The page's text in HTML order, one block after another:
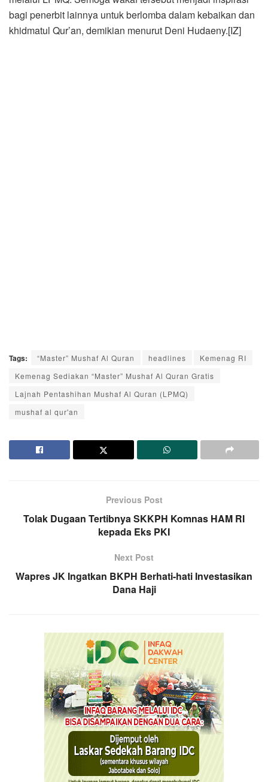
bagi penerbit lainnya untuk berlomba dalam kebaikan dan
khidmatul Qur’an, demikian menurut Deni Hudaeny.[IZ]
Tags: “Master” Mushaf Al Quran headlines
Kemenag RI
Kemenag Sediakan “Master” Mushaf Al Quran Gratis
Lajnah Pentashihan Mushaf Al Quran (LPMQ)
mushaf al qur'an
Previous Post
Tolak Dugaan Tertibnya SKKPH Komnas HAM RI
kepada Eks PKI
Next Post
Wapres JK Ingatkan BKPH Berhati-hati Investasikan
Dana Haji